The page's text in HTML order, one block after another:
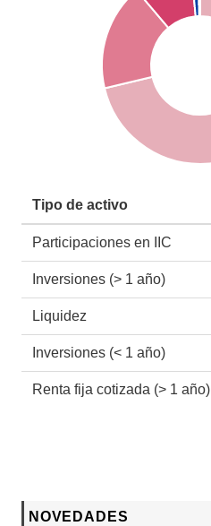
Tipo de activo
Participaciones en IIC
Inversiones (> 1 año)
Liquidez
Inversiones (< 1 año)
Renta fija cotizada (> 1 año)
NOVEDADES